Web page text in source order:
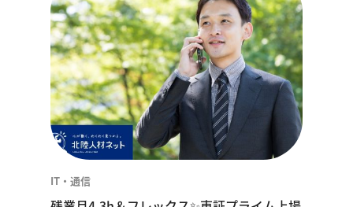
IT・通信